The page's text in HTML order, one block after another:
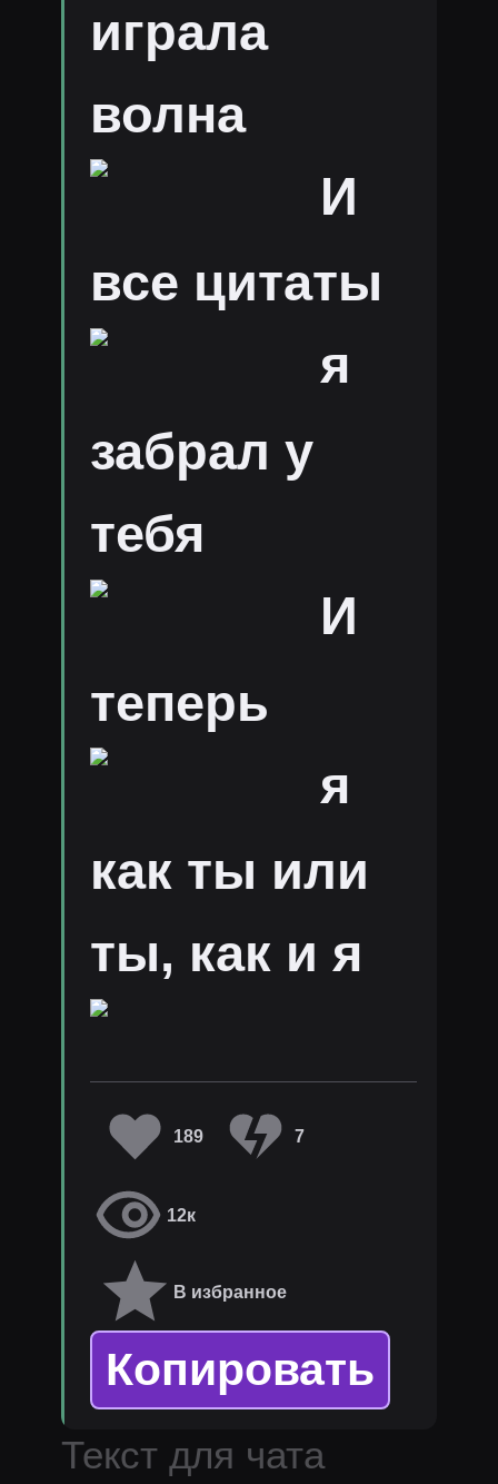
играла
волна
И
все цитаты
я
забрал у
тебя
И
теперь
я
как ты или
ты, как и я
189 7
12к
В избранное
Копировать
Текст для чата